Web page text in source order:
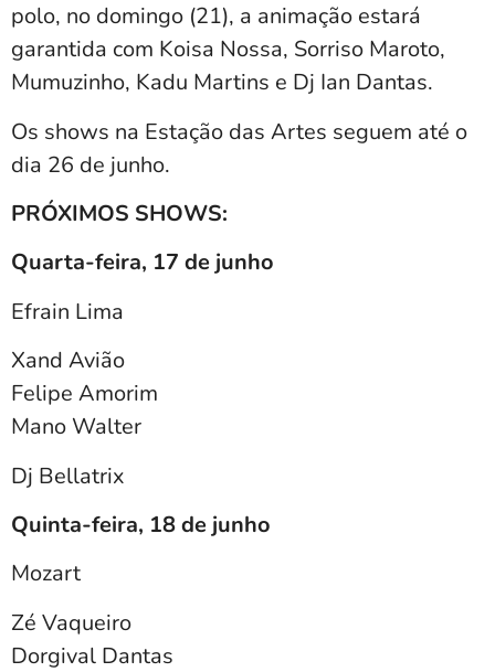
polo, no domingo (21), a animação estará
garantida com Koisa Nossa, Sorriso Maroto,
Mumuzinho, Kadu Martins e Dj Ian Dantas.
Os shows na Estação das Artes seguem até o
dia 26 de junho.
PRÓXIMOS SHOWS:
Quarta-feira, 17 de junho
Efrain Lima
Xand Avião
Felipe Amorim
Mano Walter
Dj Bellatrix
Quinta-feira, 18 de junho
Mozart
Zé Vaqueiro
Dorgival Dantas